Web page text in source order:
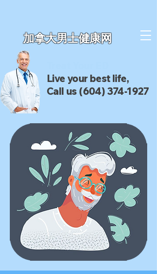
加拿大男士健康网
Live your best life,
Call us (604) 374-1927